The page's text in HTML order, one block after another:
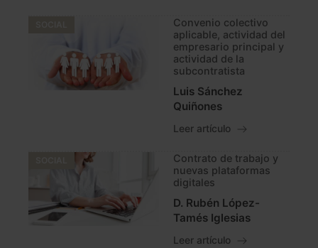
Convenio colectivo
aplicable, actividad del
empresario principal y
actividad de la
subcontratista
Luis Sánchez
Quiñones
Leer artículo
Contrato de trabajo y
nuevas plataformas
digitales
D. Rubén López-
Tamés Iglesias
Leer artículo